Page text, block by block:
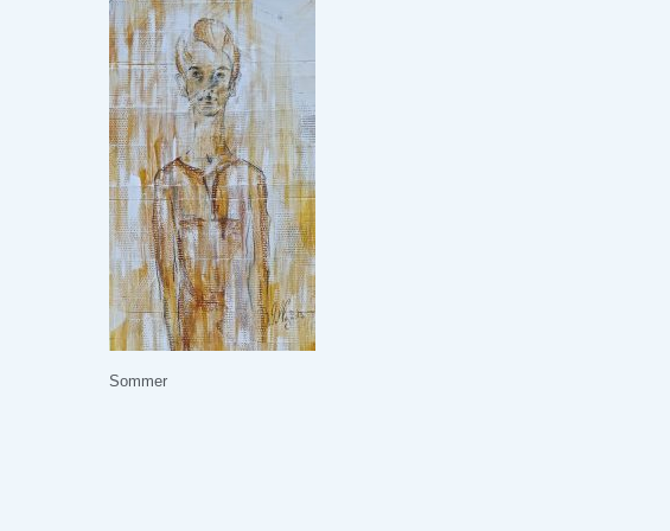
Sommer